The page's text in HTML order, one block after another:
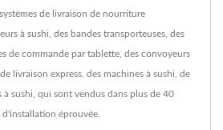
de livraison de nourriture
à sushi, des bandes transporteuses, des
de commande par tablette, des convoyeurs
livraison express, des machines à sushi, de
à sushi, qui sont vendus dans plus de 40
éprouvée.